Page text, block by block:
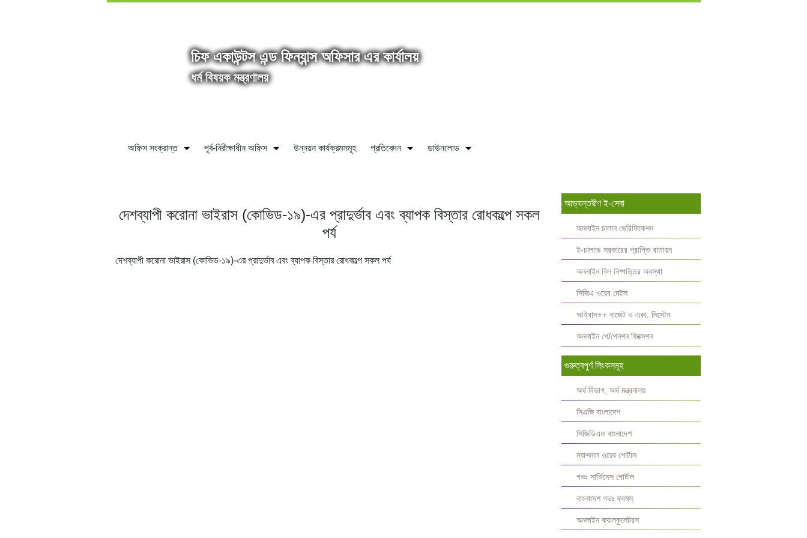
চিফ একাউন্টস এন্ড ফিন্যান্স অফিসার এর কার্যালয়
ধর্ম বিষয়ক মন্ত্রণালয়
অফিস সংক্রান্ত পূর্ব-নিরীক্ষাধীন অফিস উন্নয়ন কার্যক্রমসমূহ প্রতিবেদন ডাউনলোড
দেশব্যাপী করোনা ভাইরাস (কোভিড-১৯)-এর প্রাদুর্ভাব এবং ব্যাপক বিস্তার রোধকল্পে সকল
পর্য
দেশব্যাপী করোনা ভাইরাস (কোভিড-১৯)-এর প্রাদুর্ভাব এবং ব্যাপক বিস্তার রোধকল্পে সকল পর্য
আভ্যন্তরীণ ই-সেবা
অনলাইন চালান ভেরিফিকেশন
ই-চালানঃ সরকারের প্রাপ্তি বাতায়ন
অনলাইন বিল নিষ্পত্তির অবস্থা
সিজিএ ওয়েব মেইল
আইবাস++ বাজেট ও একা. সিস্টেম
অনলাইন পে/পেনশন ফিক্সেশন
গুরুত্বপুর্ণ লিংকসমূহ
অর্থ বিভাগ, অর্থ মন্ত্রনালয়
সিএজি বাংলাদেশ
সিজিডিএফ বাংলাদেশ
ন্যাশনাল ওয়েব পোর্টাল
গভঃ সার্ভিসেস পোর্টাল
বাংলাদেশ গভঃ ফরমস্‌
অনলাইন ক্যালকুলেটরস